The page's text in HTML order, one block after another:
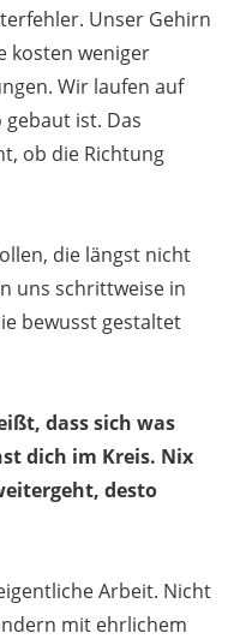
Unser Gehirn
kosten weniger
Wir laufen auf
ist. Das
ob die Richtung
die längst nicht
uns schrittweise in
bewusst gestaltet
dass sich was
dich im Kreis. Nix
desto
Arbeit. Nicht
mit ehrlichem